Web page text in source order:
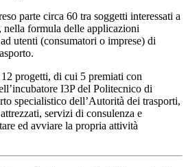
parte circa 60 tra soggetti interessati a
formula delle applicazioni
utenti (consumatori o imprese) di
progetti, di cui 5 premiati con
I3P del Politecnico di
specialistico dell’Autorità dei trasporti,
servizi di consulenza e
ed avviare la propria attività